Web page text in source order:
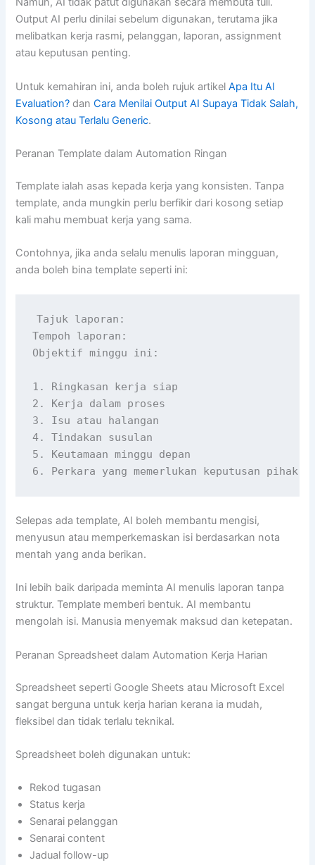
Output AI perlu dinilai sebelum digunakan, terutama jika
melibatkan kerja rasmi, pelanggan, laporan, assignment
atau keputusan penting.
Untuk kemahiran ini, anda boleh rujuk artikelApa Itu AI
Evaluation? danCara Menilai Output AI Supaya Tidak Salah,
Kosong atau Terlalu Generic.
Peranan Template dalam Automation Ringan
Template ialah asas kepada kerja yang konsisten. Tanpa
template, anda mungkin perlu berfikir dari kosong setiap
kali mahu membuat kerja yang sama.
Contohnya, jika anda selalu menulis laporan mingguan,
anda boleh bina template seperti ini:
Tajuk laporan:
Tempoh laporan:
Objektif minggu ini:
1. Ringkasan kerja siap
2. Kerja dalam proses
3. Isu atau halangan
4. Tindakan susulan
5. Keutamaan minggu depan
6. Perkara yang memerlukan keputusan pihak
Selepas ada template, AI boleh membantu mengisi,
menyusun atau memperkemaskan isi berdasarkan nota
mentah yang anda berikan.
Ini lebih baik daripada meminta AI menulis laporan tanpa
struktur. Template memberi bentuk. AI membantu
mengolah isi. Manusia menyemak maksud dan ketepatan.
Peranan Spreadsheet dalam Automation Kerja Harian
Spreadsheet seperti Google Sheets atau Microsoft Excel
sangat berguna untuk kerja harian kerana ia mudah,
fleksibel dan tidak terlalu teknikal.
Spreadsheet boleh digunakan untuk:
Rekod tugasan
Status kerja
Senarai pelanggan
Senarai content
Jadual follow-up